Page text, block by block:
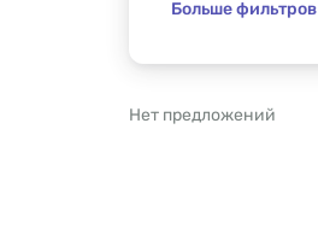
Больше фильтров
Нет предложений